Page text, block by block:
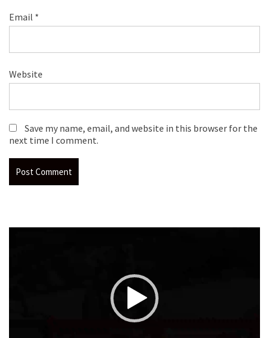
Email *
Website
Save my name, email, and website in this browser for the
next time I comment.